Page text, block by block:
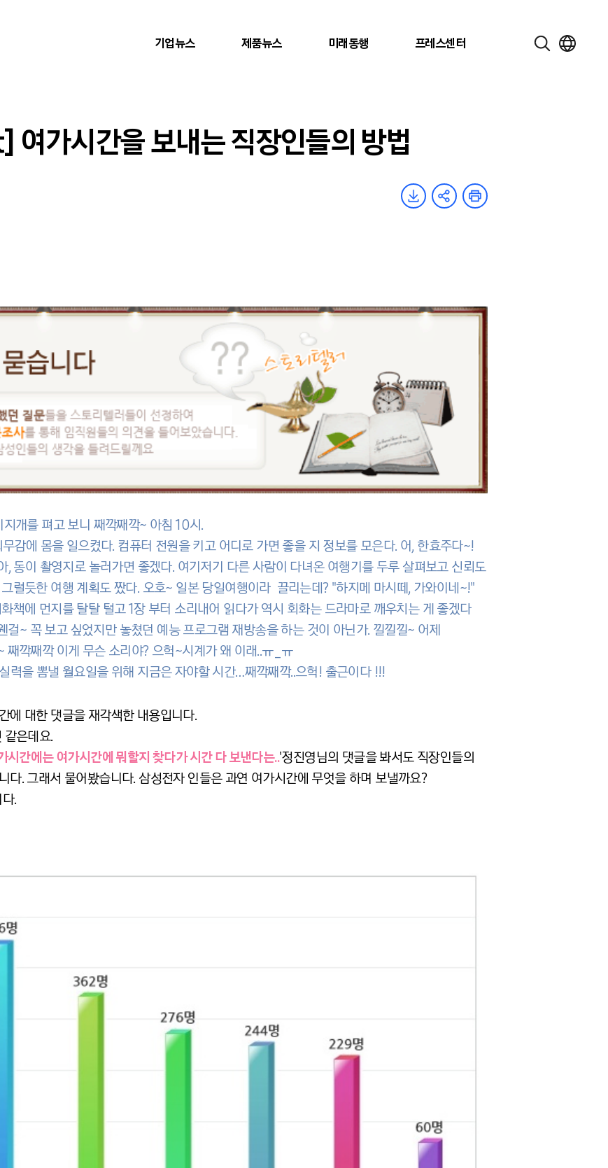
기업뉴스 제품뉴스 미래동행 프레스센터
가시간을 보내는 직장인들의 방법
개를 펴고 보니 째깍째깍~ 아침 10시.
감에 몸을 일으켰다. 컴퓨터 전원을 키고 어디로 가면 좋을 지 정보를 모은다. 어, 한효주다~!
, 동이 촬영지로 놀러가면 좋겠다. 여기저기 다른 사람이 다녀온 여행기를 두루 살펴보고 신뢰도
럴듯한 여행 계획도 짰다. 오호~ 일본 당일여행이라 끌리는데? "하지메 마시떼, 가와이네~!"
책에 먼지를 탈탈 털고 1장 부터 소리내어 읽다가 역시 회화는 드라마로 깨우치는 게 좋겠다
걸~ 꼭 보고 싶었지만 놓쳤던 예능 프로그램 재방송을 하는 것이 아닌가. 낄낄낄~ 어제
깍째깍 이게 무슨 소리야? 으헉~시계가 왜 이래..ㅠ_ㅠ
력을 뽐낼 월요일을 위해 지금은 자야할 시간…째깍째깍..으헉! 출근이다 !!!
에 대한 댓글을 재각색한 내용입니다.
같은데요.
시간에는 여가시간에 뭐할지 찾다가 시간 다 보낸다는..'정진영님의 댓글을 봐서도 직장인들의
다. 그래서 물어봤습니다. 삼성전자 인들은 과연 여가시간에 무엇을 하며 보낼까요?
.